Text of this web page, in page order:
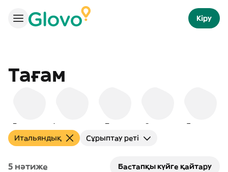
Кіру
Тағам
Бургерлер Америкалық Пицца Снэктер Таңғы ас
Итальяндық Сұрыптау реті
5 нәтиже Бастапқы күйге қайтару